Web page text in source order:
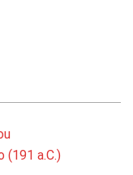
(191 a.C.)